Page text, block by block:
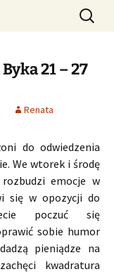
i
astrologiczne
Szukaj:
21 – 27
Renata
do odwiedzenia
We wtorek i środę
rozbudzi emocje w
się w opozycji do
poczuć się
sobie humor
pieniądze na
kwadratura